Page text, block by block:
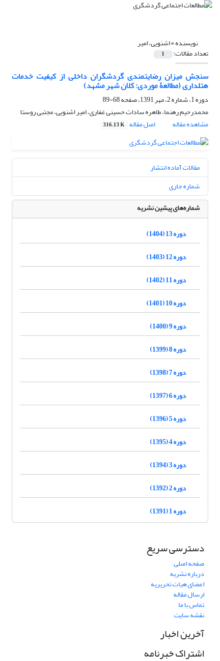
نویسنده =اشنویی، امیر
تعداد مقالات: 1
سنجش میزان رضایتمندی گردشگران داخلی از کیفیت خدمات
هتلداری (مطالعۀ موردی: کلان شهر مشهد)
دوره 1، شماره 2، مهر 1391، صفحه
68-89
محمدرحیم رهنما، طاهره سادات حسینی غفاری، امیر اشنویی، مجتبی روستا
مشاهده مقاله
اصل مقاله 316.13 K
مقالات آماده انتشار
شماره جاری
شماره‌های پیشین نشریه
دوره 13 (1404)
دوره 12 (1403)
دوره 11 (1402)
دوره 10 (1401)
دوره 9 (1400)
دوره 8 (1399)
دوره 7 (1398)
دوره 6 (1397)
دوره 5 (1396)
دوره 4 (1395)
دوره 3 (1394)
دوره 2 (1392)
دوره 1 (1391)
دسترسی سریع
صفحه اصلی
درباره نشریه
اعضای هیات تحریریه
ارسال مقاله
تماس با ما
نقشه سایت
آخرین اخبار
اشتراک خبرنامه